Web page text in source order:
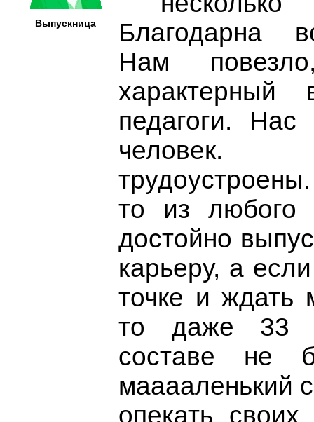
Выпускница
Благодарна
Нам
характерный
педагоги. Нас
человек.
то из любого
достойно
карьеру, а
точке и ждать
то даже 33
составе не
мааааленький
опекать